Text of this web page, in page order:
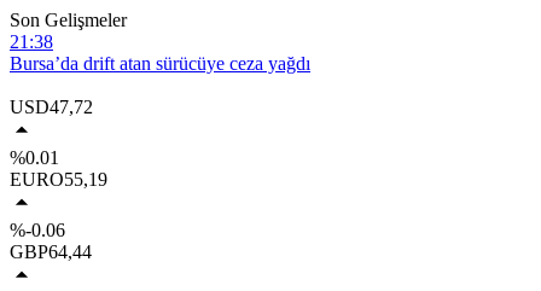
Son Gelişmeler
21:38
Bursa’da drift atan sürücüye ceza yağdı
20:50
Mesajlaşmayla başlayan husumet kanlı bitti
20:49
Osmangazi Belediyesi pazarlardan aylık 600 ton atık topluyor
20:49
Bursa’da rahvan atları şampiyonluk için koştu
USD47,72
%0.01
EURO55,19
%-0.06
GBP64,44